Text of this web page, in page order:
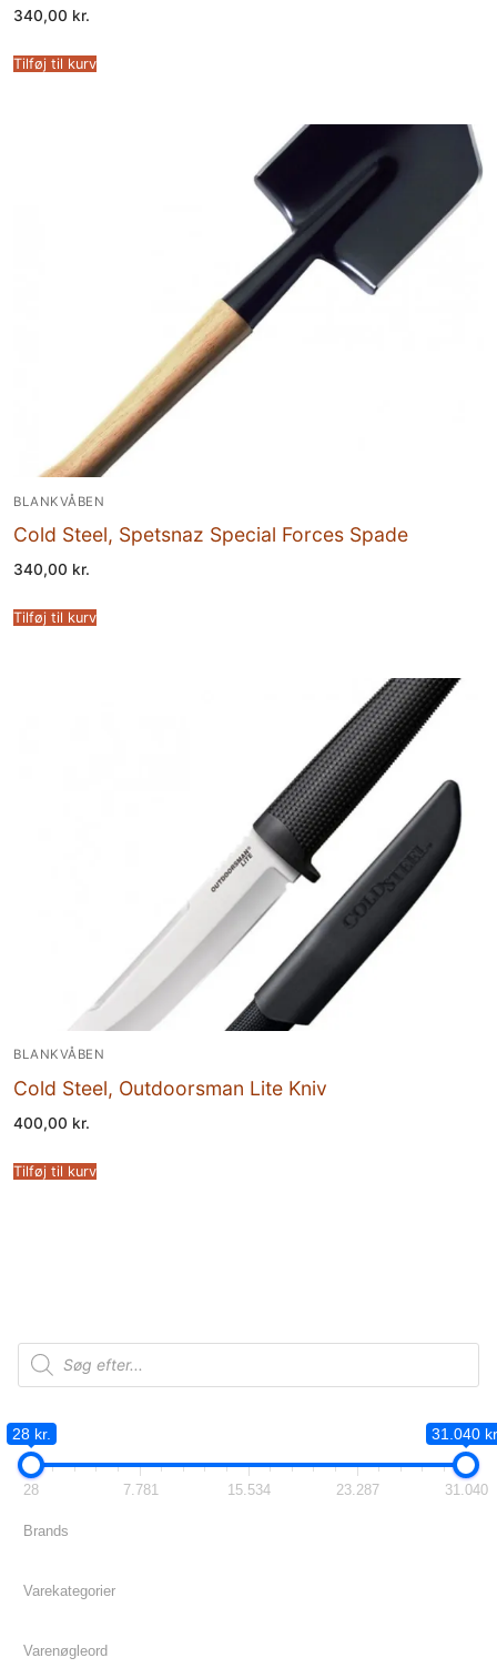
340,00 kr.
Tilføj til kurv
BLANKVÅBEN
Cold Steel, Spetsnaz Special Forces Spade
340,00 kr.
Tilføj til kurv
BLANKVÅBEN
Cold Steel, Outdoorsman Lite Kniv
400,00 kr.
Tilføj til kurv
Products
search
28 kr. 31.040
28 7.781 15.534 23.287 31.040